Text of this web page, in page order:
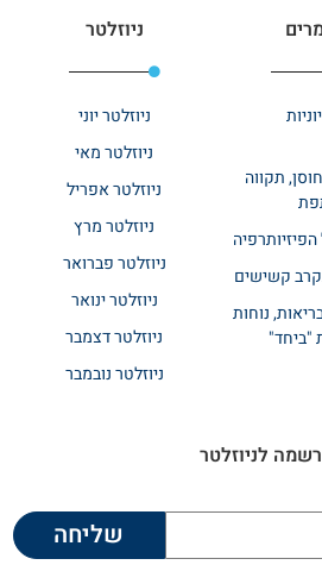
חוסן, תקווה
קשישים
נוחות
"ביחד"
ניוזלטר
ניוזלטר יוני
ניוזלטר מאי
ניוזלטר אפריל
ניוזלטר מרץ
ניוזלטר פברואר
ניוזלטר ינואר
ניוזלטר דצמבר
ניוזלטר נובמבר
לניוזלטר
שליחה